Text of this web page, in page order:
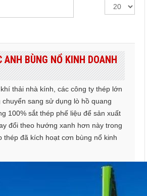
Hiển
thị
ANH BÙNG NỔ KINH DOANH
thải nhà kính, các công ty thép lớn
chuyển sang sử dụng lò hồ quang
100% sắt thép phế liệu để sản xuất
đổi theo hướng xanh hơn này trong
thép đã kích hoạt cơn bùng nổ kinh